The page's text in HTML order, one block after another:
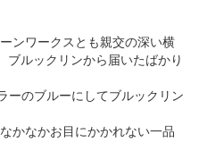
ンワークスとも親交の深い横
ルックリンから届いたばかり
ーのブルーにしてブルックリン
かなかお目にかかれない一品